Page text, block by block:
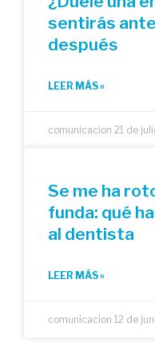
sentirás
después
LEER MÁS »
comunicacion 21 de
Se me ha
funda: qué
al dentista
LEER MÁS »
comunicacion 12 de